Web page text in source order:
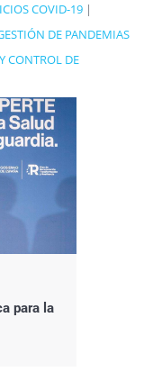
COVID-19 |
DE PANDEMIAS
CONTROL DE
para la